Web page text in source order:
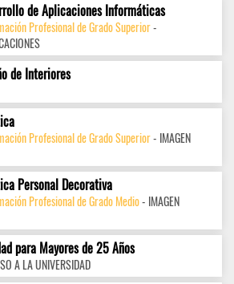
de Aplicaciones Informáticas
Profesional de Grado Superior-
de Interiores
Profesional de Grado Superior- IMAGEN
Personal Decorativa
Profesional de Grado Medio- IMAGEN
para Mayores de 25 Años
A LA UNIVERSIDAD